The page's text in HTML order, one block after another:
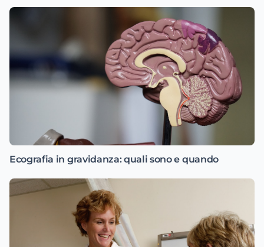
Ecografia in gravidanza: quali sono e quando